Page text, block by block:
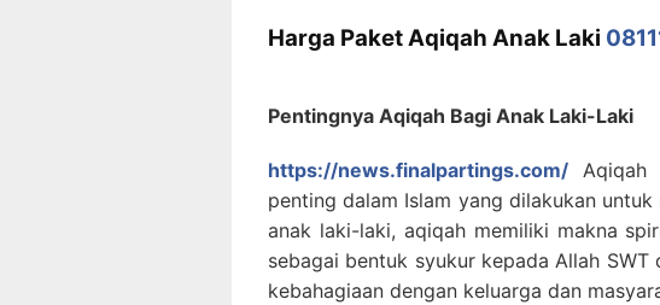
Harga Paket Aqiqah Anak Laki
Pentingnya Aqiqah Bagi Anak Laki-Laki
https://news.finalpartings.com/ Aqiqah
penting dalam Islam yang dilakukan
anak laki-laki, aqiqah memiliki makna
sebagai bentuk syukur kepada Allah
kebahagiaan dengan keluarga dan